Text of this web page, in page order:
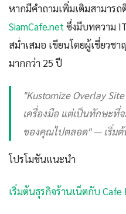
หากมีคำถามเพิ่มเติมสามาร
SiamCafe.net ซึ่งมีบทความ
สม่ำเสมอ เขียนโดยผู้เชี่ยว
มากกว่า 25 ปี
"Kustomize Overlay
เครื่องมือ แต่เป็นทักษะที่
ของคุณไปตลอด" — เริ่ม
โปรโมชันแนะนำ
เริ่มต้นธุรกิจร้านเน็ตกับ Cafe